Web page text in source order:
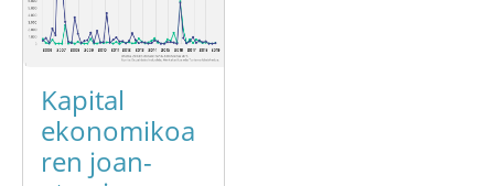
Kapital
ekonomikoa
ren joan-